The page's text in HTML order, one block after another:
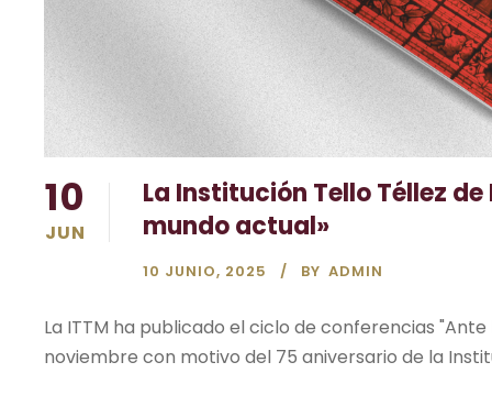
10
JUN
La Institución Tello Téllez
mundo actual»
10 JUNIO, 2025 BY ADMIN
La ITTM ha publicado el ciclo de conferencias
noviembre con motivo del 75 aniversario de la